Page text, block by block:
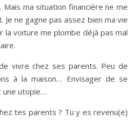
Mais ma situation financière ne me
ne gagne pas assez bien ma vie
la voiture me plombe déjà pas mal
vivre chez ses parents. Peu de
à la maison… Envisager de se
une utopie…
tes parents ? Tu y es revenu(e)